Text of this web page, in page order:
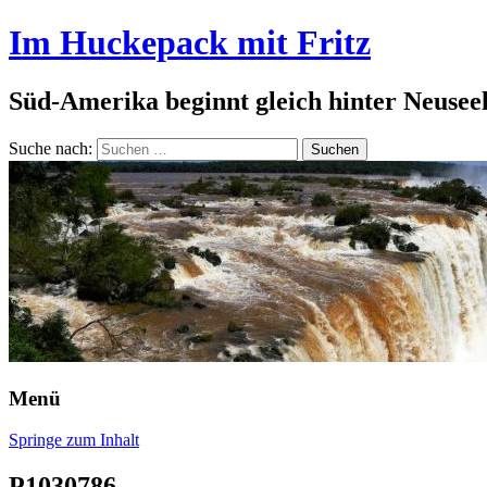
Im Huckepack mit Fritz
Süd-Amerika beginnt gleich hinter
Suche nach:
Menü
Springe zum Inhalt